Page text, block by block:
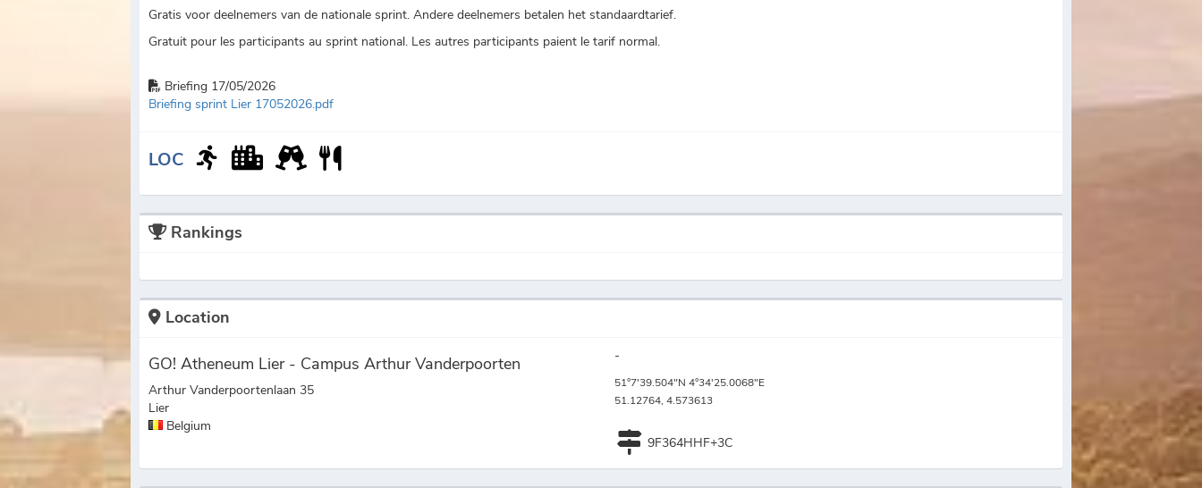
Gratis voor deelnemers van de nationale sprint. Andere deelnemers betalen het standaardtarief.
Gratuit pour les participants au sprint national. Les autres participants paient le tarif normal.
Briefing 17/05/2026
Briefing sprint Lier 17052026.pdf
LOC
Rankings
Location
GO! Atheneum Lier - Campus Arthur Vanderpoorten
Arthur Vanderpoortenlaan 35
Lier
Belgium
-
51°7'39.504"N 4°34'25.0068"E
51.12764, 4.573613
9F364HHF+3C